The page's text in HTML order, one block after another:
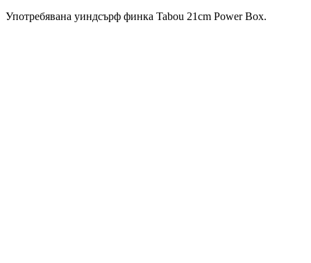
Употребявана уиндсърф финка Tabou 21cm Power Box.